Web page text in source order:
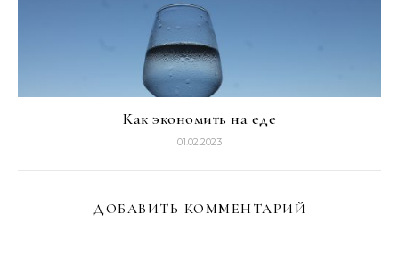
Как экономить на еде
01.02.2023
ДОБАВИТЬ КОММЕНТАРИЙ